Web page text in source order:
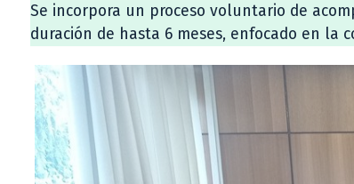
Se incorpora un proceso voluntario de
duración de hasta 6 meses, enfocado en la